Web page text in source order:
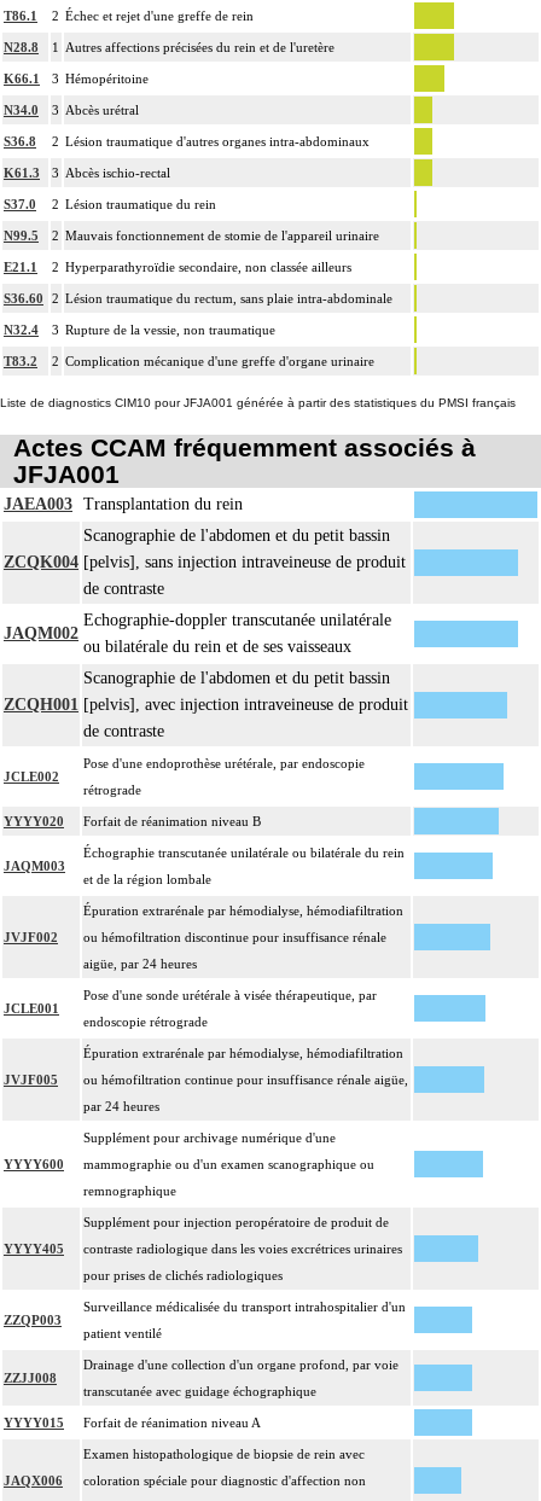
T86.1 2 Échec et rejet d'une greffe de rein
N28.8 1 Autres affections précisées du rein et de l'uretère
K66.1 3 Hémopéritoine
N34.0 3 Abcès urétral
S36.8 2 Lésion traumatique d'autres organes intra-abdominaux
K61.3 3 Abcès ischio-rectal
S37.0 2 Lésion traumatique du rein
N99.5 2 Mauvais fonctionnement de stomie de l'appareil urinaire
E21.1 2 Hyperparathyroïdie secondaire, non classée ailleurs
S36.60 2 Lésion traumatique du rectum, sans plaie intra-abdominale
N32.4 3 Rupture de la vessie, non traumatique
T83.2 2 Complication mécanique d'une greffe d'organe urinaire
Liste de diagnostics CIM10 pour JFJA001 générée à partir des statistiques du PMSI français
Actes CCAM fréquemment associés à
JFJA001
JAEA003 Transplantation du rein
ZCQK004
Scanographie de l'abdomen et du petit bassin
[pelvis], sans injection intraveineuse de produit
de contraste
JAQM002
Echographie-doppler transcutanée unilatérale
ou bilatérale du rein et de ses vaisseaux
ZCQH001
Scanographie de l'abdomen et du petit bassin
[pelvis], avec injection intraveineuse de produit
de contraste
JCLE002
Pose d'une endoprothèse urétérale, par endoscopie
rétrograde
YYYY020 Forfait de réanimation niveau B
JAQM003
Échographie transcutanée unilatérale ou bilatérale du rein
et de la région lombale
JVJF002
Épuration extrarénale par hémodialyse, hémodiafiltration
ou hémofiltration discontinue pour insuffisance rénale
aigüe, par 24 heures
JCLE001
Pose d'une sonde urétérale à visée thérapeutique, par
endoscopie rétrograde
JVJF005
Épuration extrarénale par hémodialyse, hémodiafiltration
ou hémofiltration continue pour insuffisance rénale aigüe,
par 24 heures
YYYY600
Supplément pour archivage numérique d'une
mammographie ou d'un examen scanographique ou
remnographique
YYYY405
Supplément pour injection peropératoire de produit de
contraste radiologique dans les voies excrétrices urinaires
pour prises de clichés radiologiques
ZZQP003
Surveillance médicalisée du transport intrahospitalier d'un
patient ventilé
ZZJJ008
Drainage d'une collection d'un organe profond, par voie
transcutanée avec guidage échographique
YYYY015 Forfait de réanimation niveau A
JAQX006
Examen histopathologique de biopsie de rein avec
coloration spéciale pour diagnostic d'affection non